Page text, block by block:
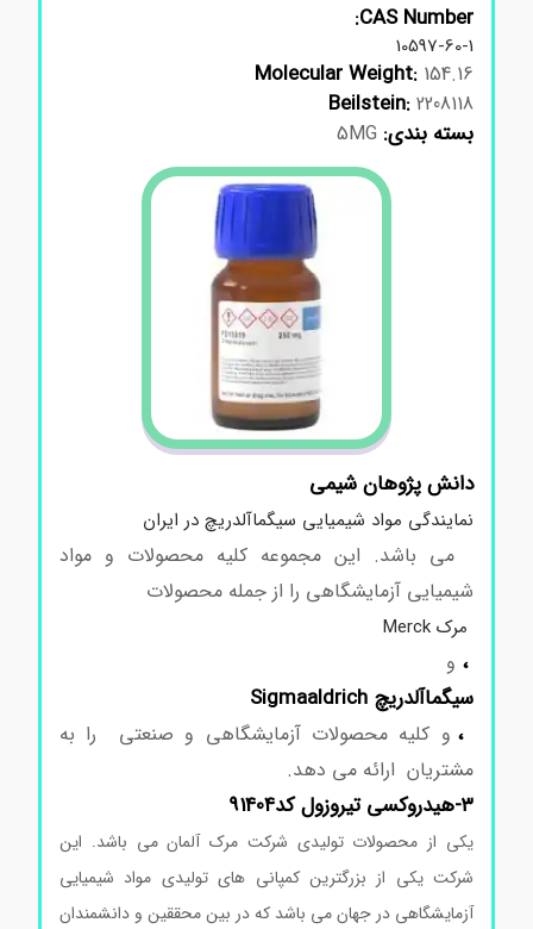
CAS Number:
10597-60-1
Molecular Weight:154.16
Beilstein:2208118
بسته بندی:5MG
دانش پژوهان شیمی
نمایندگی مواد شیمیایی سیگماآلدریچ در ایران
می باشد. این مجموعه کلیه محصولات و مواد
شیمیایی آزمایشگاهی را از جمله محصولات
مرک Merck
سیگماآلدریچ Sigmaaldrich
و کلیه محصولات آزمایشگاهی و صنعتی را به
مشتریان ارائه می دهد.
یکی از محصولات تولیدی شرکت مرک آلمان می باشد. این
شرکت یکی از بزرگترین کمپانی های تولیدی مواد شیمیایی
آزمایشگاهی در جهان می باشد که در بین محققین و دانشمندان